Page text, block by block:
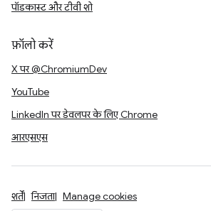
पॉडकास्ट और टीवी शो
फ़ॉलो करें
X पर @ChromiumDev
YouTube
LinkedIn पर डेवलपर के लिए Chrome
आरएसएस
शर्तें निजता Manage cookies